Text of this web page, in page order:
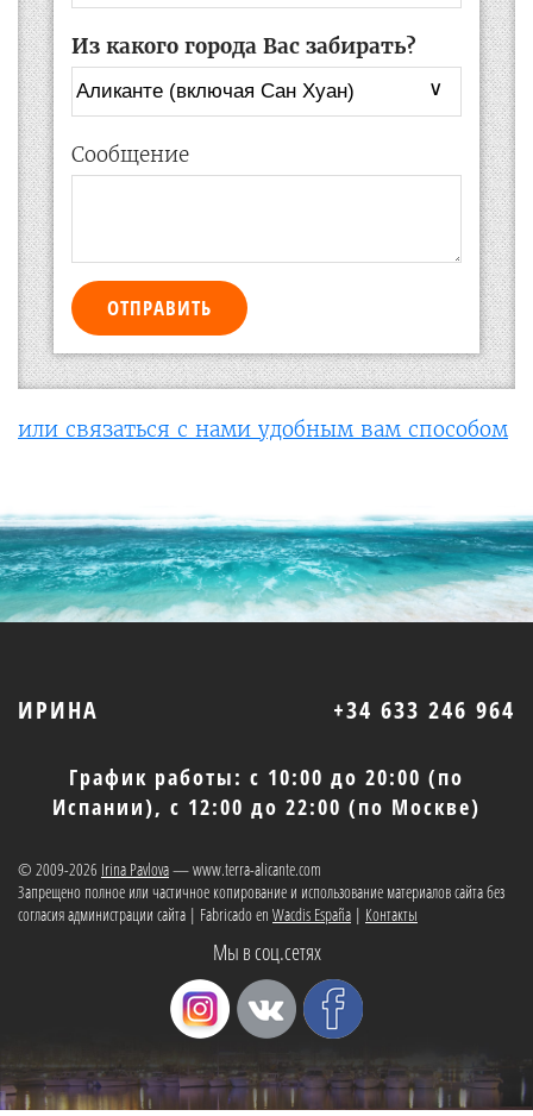
Из какого города Вас забирать?
Сообщение
ОТПРАВИТЬ
или связаться с нами удобным вам способом
ИРИНА +34 633 246 964
График работы: с 10:00 до 20:00 (по
Испании), с 12:00 до 22:00 (по Москве)
© 2009-2026 Irina Pavlova— www.terra-alicante.com
Запрещено полное или частичное копирование и использование материалов сайта без
согласия администрации сайта | Fabricado en Wacdis España | Контакты
Мы в соц.сетях